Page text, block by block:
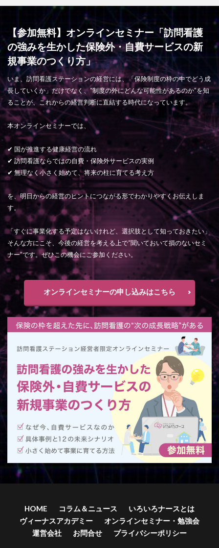
【参加無料】オンラインセミナー「訪問看護
の強みを生かした保険外・自費サービスの新
規事業のつくり方」
いま、訪問看護ステーションの経営には、「保険制度の枠の中でどう成
長していくか」だけでなく、“制度の外にどんな可能性があるのか”を知
ることが、これからの経営判断に直結する時代になっています。
本オンラインセミナーでは、
✔ 国が推進する健康経営の流れ
✔ 訪問看護ならではの自費・保険外サービスの実例
✔ 無理なく小さく始めて、将来の柱に育てる考え方
を、明日からの経営のヒントにつながる形でわかりやすくお伝えしま
す。
「すぐに事業化する予定はないけれど、選択肢として知っておきたい」
そんな方にこそ、今後の経営を考える上で“聞いておいて損のないセミ
ナー”です。ぜひこの機会にご参加ください。
オンラインセミナーの申し込みはこちら
HOME コラム＆ニュース
いろいろナースとは
ヴィーナスアカデミー
オンラインセミナー・勉強会
運営会社
お問合せ プライバシーポリシー